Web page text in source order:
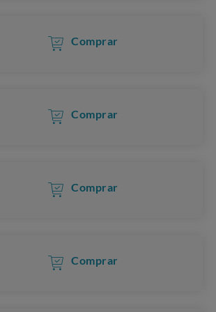
Comprar
Comprar
Comprar
Comprar